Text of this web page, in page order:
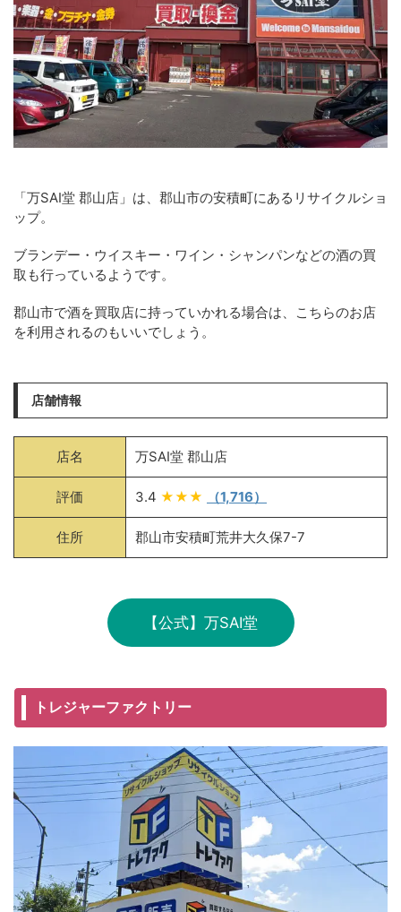
「万SAI堂 郡山店」は、郡山市の安積町にあるリサイクルショ
ップ。
ブランデー・ウイスキー・ワイン・シャンパンなどの酒の買
取も行っているようです。
郡山市で酒を買取店に持っていかれる場合は、こちらのお店
を利用されるのもいいでしょう。
店舗情報
店名 万SAI堂 郡山店
評価 3.4 ★★★ （1,716）
住所 郡山市安積町荒井大久保7-7
【公式】万SAI堂
トレジャーファクトリー